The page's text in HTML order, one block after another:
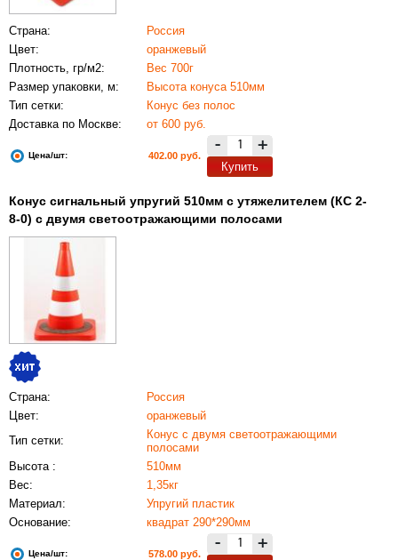
Страна:
Россия
Цвет:
оранжевый
Плотность, гр/м2:
Вес 700г
Размер упаковки, м:
Высота конуса 510мм
Тип сетки:
Конус без полос
Доставка по Москве:
от 600 руб.
Цена/шт: 402.00 руб.
- +
Купить
Конус сигнальный упругий 510мм с утяжелителем (КС 2-
8-0) с двумя светоотражающими полосами
Страна:
Россия
Цвет:
оранжевый
Тип сетки:
Конус с двумя светоотражающими
полосами
Высота :
510мм
Вес:
1,35кг
Материал:
Упругий пластик
Основание:
квадрат 290*290мм
Цена/шт: 578.00 руб.
- +